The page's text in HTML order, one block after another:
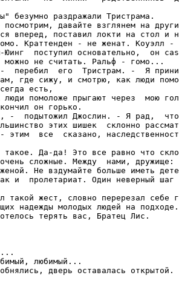
любимый...
дверь оставалась открытой.